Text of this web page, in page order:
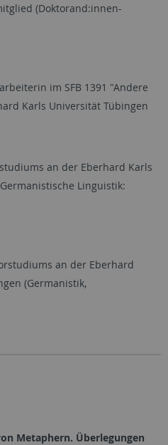
(Doktorand:innen-
im SFB 1391 "Andere
Karls Universität Tübingen
an der Eberhard Karls
Linguistik:
an der Eberhard
(Germanistik,
Metaphern. Überlegungen